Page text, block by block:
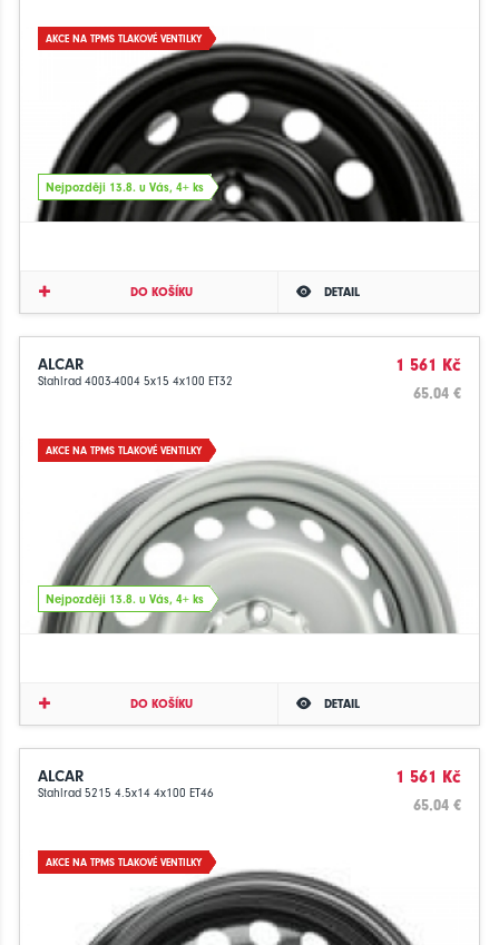
AKCE NA TPMS TLAKOVÉ VENTILKY
Nejpozději 13.8. u Vás, 4+ ks
DO KOŠÍKU DETAIL
ALCAR
Stahlrad 4003-4004 5x15 4x100 ET32
1 561 Kč
65.04 €
AKCE NA TPMS TLAKOVÉ VENTILKY
Nejpozději 13.8. u Vás, 4+ ks
DO KOŠÍKU DETAIL
ALCAR
Stahlrad 5215 4.5x14 4x100 ET46
1 561 Kč
65.04 €
AKCE NA TPMS TLAKOVÉ VENTILKY